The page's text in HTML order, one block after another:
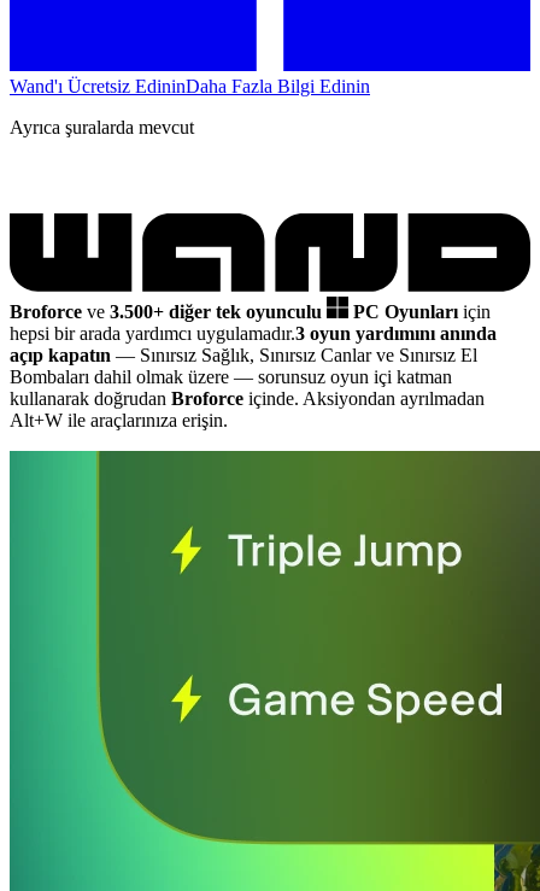
Wand'ı Ücretsiz EdininDaha Fazla Bilgi Edinin
Ayrıca şuralarda mevcut
Broforce ve 3.500+ diğer tek oyunculu PC Oyunları için
hepsi bir arada yardımcı uygulamadır.3 oyun yardımını anında
açıp kapatın — Sınırsız Sağlık, Sınırsız Canlar ve Sınırsız El
Bombaları dahil olmak üzere — sorunsuz oyun içi katman
kullanarak doğrudan Broforce içinde. Aksiyondan ayrılmadan
Alt+W ile araçlarınıza erişin.